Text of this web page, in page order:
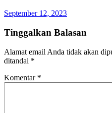
September 12, 2023
Tinggalkan Balasan
Alamat email Anda tidak akan
ditandai *
Komentar *